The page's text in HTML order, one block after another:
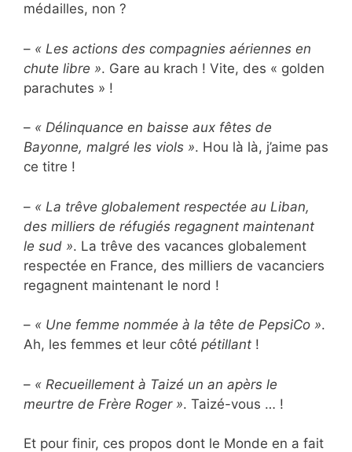
médailles, non ?
– « Les actions des compagnies aériennes en
chute libre ». Gare au krach ! Vite, des « golden
parachutes » !
– « Délinquance en baisse aux fêtes de
Bayonne, malgré les viols ». Hou là là, j’aime pas
ce titre !
– « La trêve globalement respectée au Liban,
des milliers de réfugiés regagnent maintenant
le sud ». La trêve des vacances globalement
respectée en France, des milliers de vacanciers
regagnent maintenant le nord !
– « Une femme nommée à la tête de PepsiCo ».
Ah, les femmes et leur côté pétillant !
– « Recueillement à Taizé un an apèrs le
meurtre de Frère Roger ». Taizé-vous … !
Et pour finir, ces propos dont le Monde en a fait